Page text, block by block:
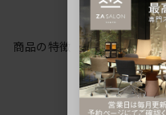
商品の特徴